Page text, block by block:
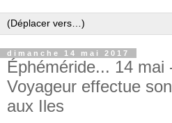
dimanche 14 mai 2017
Éphéméride... 14 mai
Voyageur effectue
aux Iles